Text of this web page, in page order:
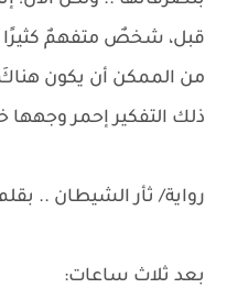
قبل، شخصٌ متفهمٌ كثيرًا
من الممكن أن يكون
ذلك التفكير إحمر وجهها
رواية/ ثأر الشيطان ..
بعد ثلاث ساعات: